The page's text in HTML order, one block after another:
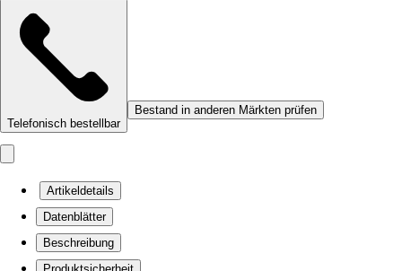
Telefonisch bestellbar
Bestand in anderen Märkten prüfen
Artikeldetails
Datenblätter
Beschreibung